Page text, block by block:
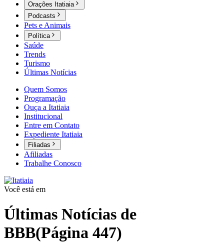
Orações Itatiaia
Podcasts
Pets e Animais
Política
Saúde
Trends
Turismo
Últimas Notícias
Quem Somos
Programação
Ouça a Itatiaia
Institucional
Entre em Contato
Expediente Itatiaia
Filiadas
Afiliadas
Trabalhe Conosco
Você está em
Últimas Notícias de
BBB(Página 447)